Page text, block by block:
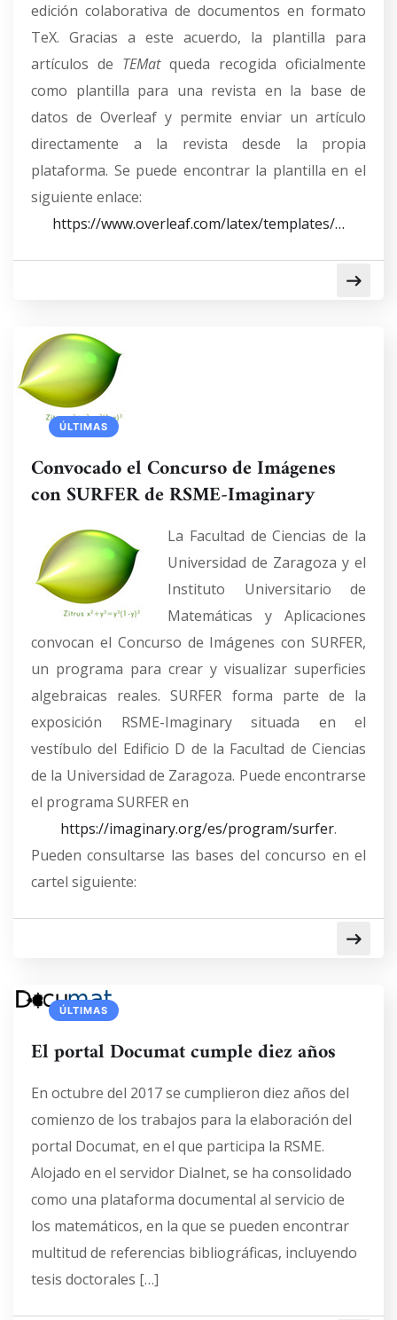
edición colaborativa de documentos en formato
TeX. Gracias a este acuerdo, la plantilla para
artículos de TEMatqueda recogida oficialmente
como plantilla para una revista en la base de
datos de Overleaf y permite enviar un artículo
directamente a la revista desde la propia
plataforma. Se puede encontrar la plantilla en el
siguiente enlace:
https://www.overleaf.com/latex/templates/…
ÚLTIMAS
Convocado el Concurso de Imágenes
con SURFER de RSME-Imaginary
La Facultad de Ciencias de la
Universidad de Zaragoza y el
Instituto Universitario de
Matemáticas y Aplicaciones
convocan el Concurso de Imágenes con SURFER,
un programa para crear y visualizar superficies
algebraicas reales. SURFER forma parte de la
exposición RSME-Imaginary situada en el
vestíbulo del Edificio D de la Facultad de Ciencias
de la Universidad de Zaragoza. Puede encontrarse
el programa SURFER en
https://imaginary.org/es/program/surfer.
Pueden consultarse las bases del concurso en el
cartel siguiente:
ÚLTIMAS
El portal Documat cumple diez años
En octubre del 2017 se cumplieron diez años del
comienzo de los trabajos para la elaboración del
portal Documat, en el que participa la RSME.
Alojado en el servidor Dialnet, se ha consolidado
como una plataforma documental al servicio de
los matemáticos, en la que se pueden encontrar
multitud de referencias bibliográficas, incluyendo
tesis doctorales […]